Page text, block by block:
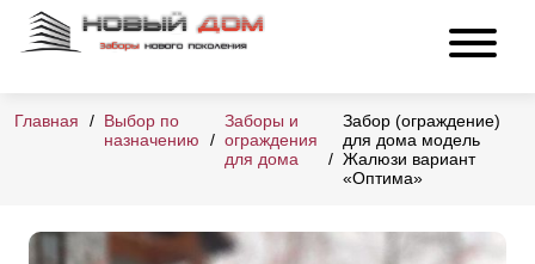
Главная
Выбор по
назначению
Заборы и
ограждения
для дома
Забор (ограждение)
для дома модель
Жалюзи вариант
«Оптима»